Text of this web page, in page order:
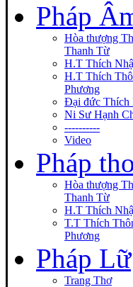
Pháp
Hòa thượng
Thanh Từ
H.T Thích
H.T Thích
Phương
Đại đức Thích
Ni Sư Hạnh
----------
Video
Pháp
Hòa thượng
Thanh Từ
H.T Thích
T.T Thích
Phương
Pháp Lữ
Trang Thơ